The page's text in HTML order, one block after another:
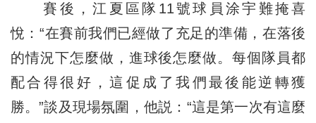
賽後，江夏區隊11號球員涂宇難掩喜
悅：“在賽前我們已經做了充足的準備，在落後
的情況下怎麼做，進球後怎麼做。每個隊員都
配合得很好，這促成了我們最後能逆轉獲
勝。”談及現場氛圍，他説：“這是第一次有這麼